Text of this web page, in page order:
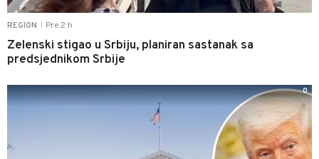
REGION Pre 2 h
Zelenski stigao u Srbiju, planiran sastanak sa
predsjednikom Srbije
0